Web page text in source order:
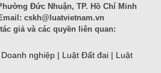
Đức Nhuận, TP. Hồ Chí Minh
cskh@luatvietnam.vn
giả và các quyền liên quan:
nghiệp | Luật Đất đai | Luật